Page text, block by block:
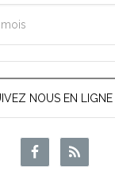
NOUS EN LIGNE …